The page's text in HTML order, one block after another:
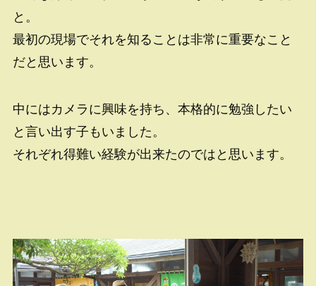
と。
最初の現場でそれを知ることは非常に重要なこと
だと思います。
中にはカメラに興味を持ち、本格的に勉強したい
と言い出す子もいました。
それぞれ得難い経験が出来たのではと思います。